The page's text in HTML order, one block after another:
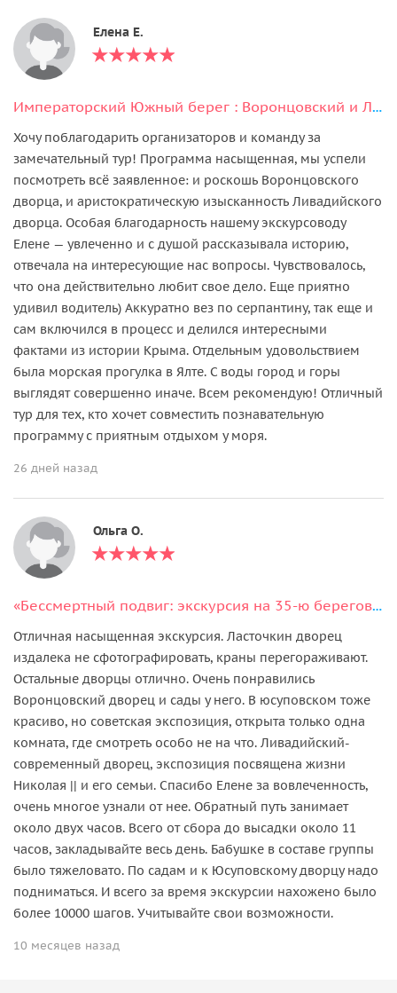
Елена Е.
Императорский Южный берег : Воронцовский и Ливадийский дворцы, Ялта
Хочу поблагодарить организаторов и команду за
замечательный тур! Программа насыщенная, мы успели
посмотреть всё заявленное: и роскошь Воронцовского
дворца, и аристократическую изысканность Ливадийского
дворца. Особая благодарность нашему экскурсоводу
Елене — увлеченно и с душой рассказывала историю,
отвечала на интересующие нас вопросы. Чувствовалось,
что она действительно любит свое дело. Еще приятно
удивил водитель) Аккуратно вез по серпантину, так еще и
сам включился в процесс и делился интересными
фактами из истории Крыма. Отдельным удовольствием
была морская прогулка в Ялте. С воды город и горы
выглядят совершенно иначе. Всем рекомендую! Отличный
тур для тех, кто хочет совместить познавательную
программу с приятным отдыхом у моря.
26 дней назад
Ольга О.
«Бессмертный подвиг: экскурсия на 35-ю береговую батарею»
Отличная насыщенная экскурсия. Ласточкин дворец
издалека не сфотографировать, краны перегораживают.
Остальные дворцы отлично. Очень понравились
Воронцовский дворец и сады у него. В юсуповском тоже
красиво, но советская экспозиция, открыта только одна
комната, где смотреть особо не на что. Ливадийский-
современный дворец, экспозиция посвящена жизни
Николая || и его семьи. Спасибо Елене за вовлеченность,
очень многое узнали от нее. Обратный путь занимает
около двух часов. Всего от сбора до высадки около 11
часов, закладывайте весь день. Бабушке в составе группы
было тяжеловато. По садам и к Юсуповскому дворцу надо
подниматься. И всего за время экскурсии нахожено было
более 10000 шагов. Учитывайте свои возможности.
10 месяцев назад